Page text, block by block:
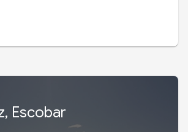
Escobar